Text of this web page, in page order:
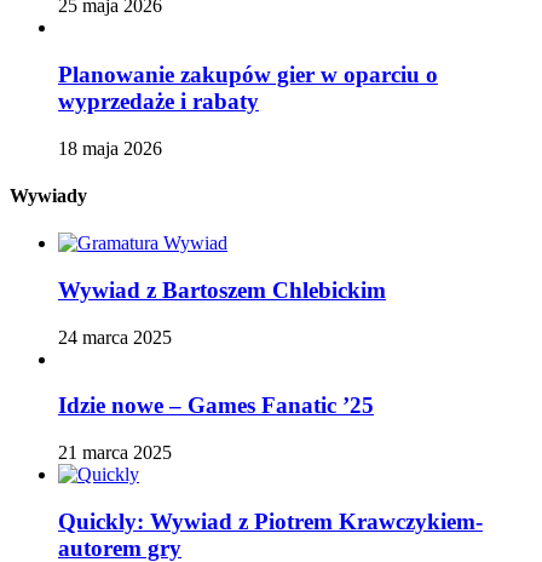
25 maja 2026
Planowanie zakupów gier w oparciu o
wyprzedaże i rabaty
18 maja 2026
Wywiady
Wywiad z Bartoszem Chlebickim
24 marca 2025
Idzie nowe – Games Fanatic ’25
21 marca 2025
Quickly: Wywiad z Piotrem Krawczykiem-
autorem gry